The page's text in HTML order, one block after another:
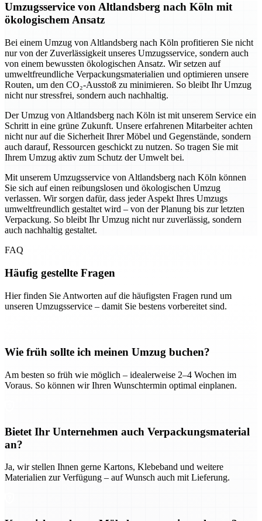
Umzugsservice von Altlandsberg nach Köln mit
ökologischem Ansatz
Bei einem Umzug von Altlandsberg nach Köln profitieren Sie nicht
nur von der Zuverlässigkeit unseres Umzugsservice, sondern auch
von einem bewussten ökologischen Ansatz. Wir setzen auf
umweltfreundliche Verpackungsmaterialien und optimieren unsere
Routen, um den CO₂-Ausstoß zu minimieren. So bleibt Ihr Umzug
nicht nur stressfrei, sondern auch nachhaltig.
Der Umzug von Altlandsberg nach Köln ist mit unserem Service ein
Schritt in eine grüne Zukunft. Unsere erfahrenen Mitarbeiter achten
nicht nur auf die Sicherheit Ihrer Möbel und Gegenstände, sondern
auch darauf, Ressourcen geschickt zu nutzen. So tragen Sie mit
Ihrem Umzug aktiv zum Schutz der Umwelt bei.
Mit unserem Umzugsservice von Altlandsberg nach Köln können
Sie sich auf einen reibungslosen und ökologischen Umzug
verlassen. Wir sorgen dafür, dass jeder Aspekt Ihres Umzugs
umweltfreundlich gestaltet wird – von der Planung bis zur letzten
Verpackung. So bleibt Ihr Umzug nicht nur zuverlässig, sondern
auch nachhaltig gestaltet.
FAQ
Häufig gestellte Fragen
Hier finden Sie Antworten auf die häufigsten Fragen rund um
unseren Umzugsservice – damit Sie bestens vorbereitet sind.
Wie früh sollte ich meinen Umzug buchen?
Am besten so früh wie möglich – idealerweise 2–4 Wochen im
Voraus. So können wir Ihren Wunschtermin optimal einplanen.
Bietet Ihr Unternehmen auch Verpackungsmaterial
an?
Ja, wir stellen Ihnen gerne Kartons, Klebeband und weitere
Materialien zur Verfügung – auf Wunsch auch mit Lieferung.